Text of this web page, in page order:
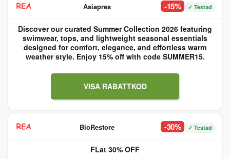
Asiapres -15% ✓ Testad
Discover our curated Summer Collection 2026 featuring
swimwear, tops, and lightweight seasonal essentials
designed for comfort, elegance, and effortless warm
weather style. Enjoy 15% off with code SUMMER15.
VISA RABATTKOD
BioRestore -30% ✓ Testad
FLat 30% OFF